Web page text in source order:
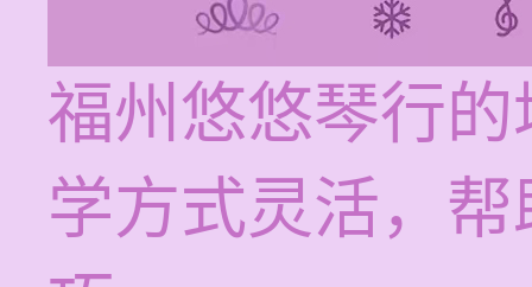
福州悠悠琴行
学方式灵活，